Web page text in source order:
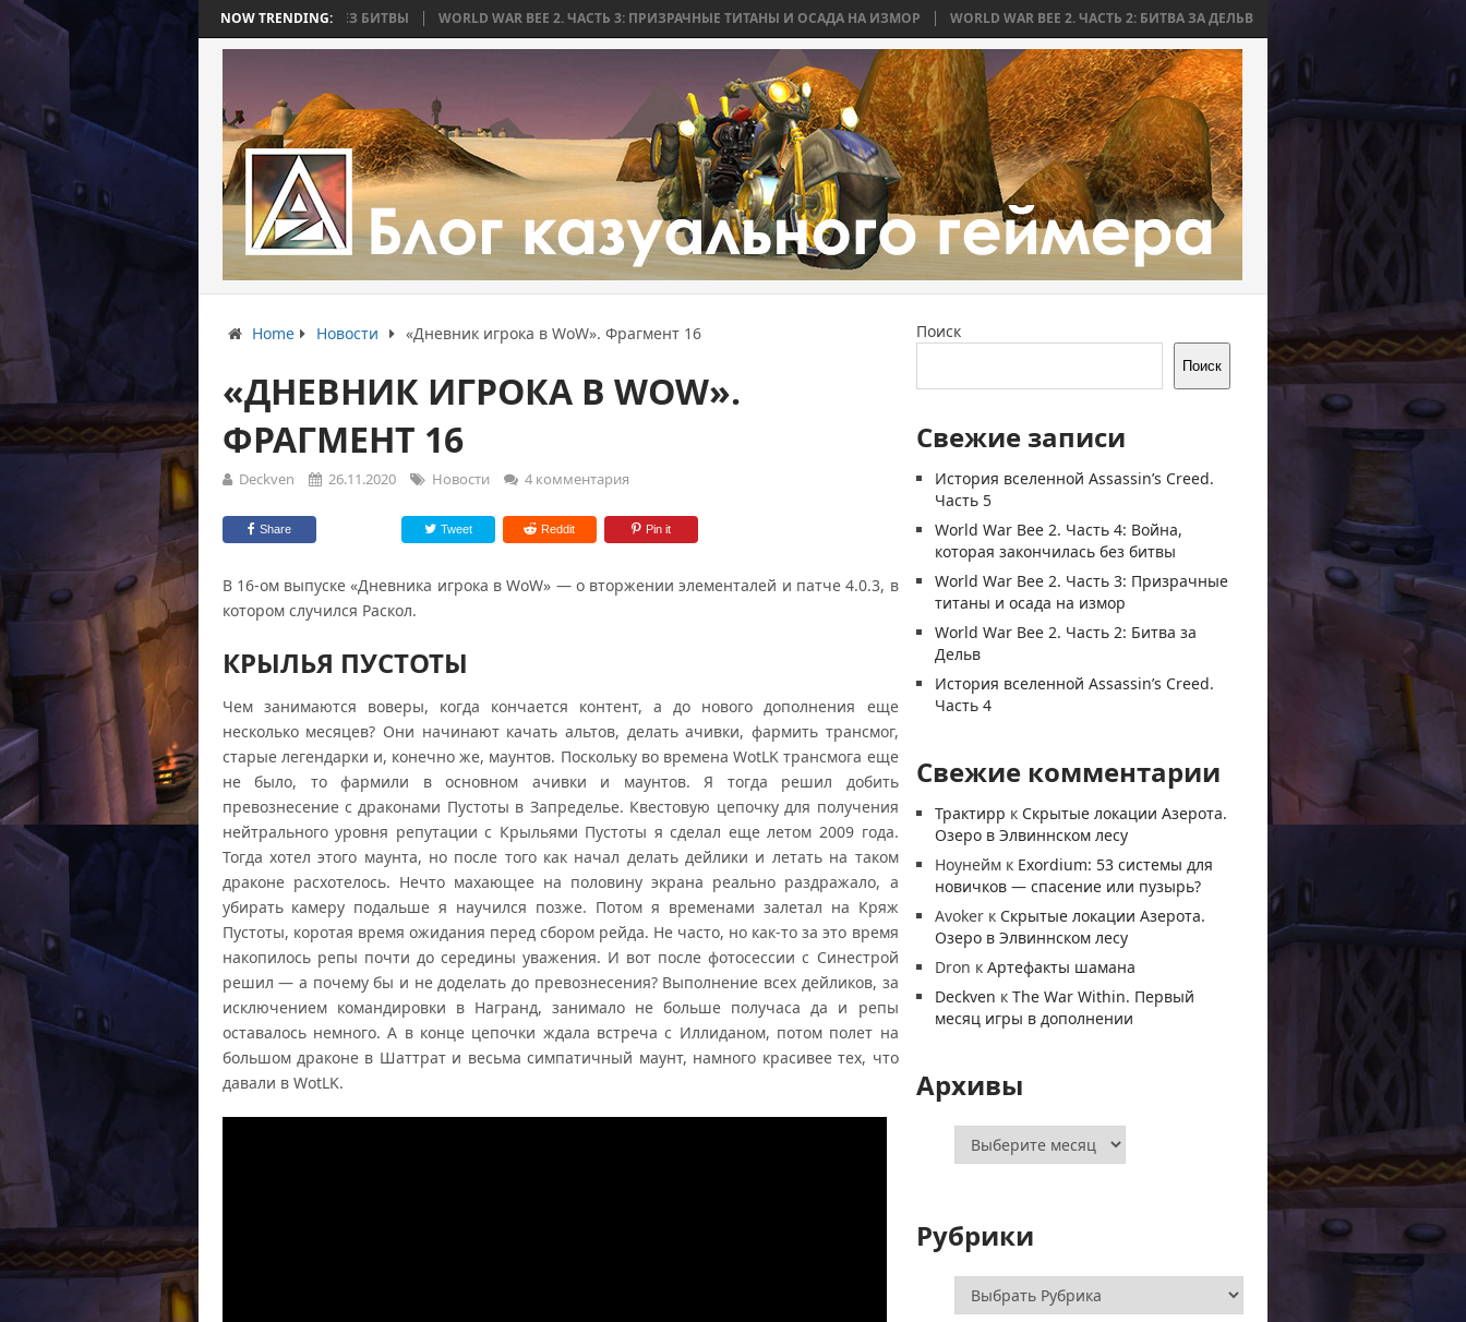
NOW TRENDING:
4: ВОЙНА, КОТОРАЯ ЗАКОНЧИЛАСЬ БЕЗ БИТВЫ WORLD WAR BEE 2. ЧАСТЬ 3: ПРИЗРАЧНЫЕ ТИТАНЫ И ОСАДА НА ИЗМОР WORLD WAR BEE 2. ЧАСТЬ 2: БИТВА ЗА ДЕЛЬВ WORLD WAR BEE 2. ЧАСТЬ 1: ПРИЧИНЫ
Home Новости «Дневник игрока в WoW». Фрагмент 16
«ДНЕВНИК ИГРОКА В WOW».
ФРАГМЕНТ 16
Deckven 26.11.2020 Новости 4 комментария
Share Tweet Reddit Pin it
В 16-ом выпуске «Дневника игрока в WoW» — о вторжении элементалей и патче 4.0.3, в
котором случился Раскол.
КРЫЛЬЯ ПУСТОТЫ
Чем занимаются воверы, когда кончается контент, а до нового дополнения еще
несколько месяцев? Они начинают качать альтов, делать ачивки, фармить трансмог,
старые легендарки и, конечно же, маунтов. Поскольку во времена WotLK трансмога еще
не было, то фармили в основном ачивки и маунтов. Я тогда решил добить
превознесение с драконами Пустоты в Запределье. Квестовую цепочку для получения
нейтрального уровня репутации с Крыльями Пустоты я сделал еще летом 2009 года.
Тогда хотел этого маунта, но после того как начал делать дейлики и летать на таком
драконе расхотелось. Нечто махающее на половину экрана реально раздражало, а
убирать камеру подальше я научился позже. Потом я временами залетал на Кряж
Пустоты, коротая время ожидания перед сбором рейда. Не часто, но как-то за это время
накопилось репы почти до середины уважения. И вот после фотосессии с Синестрой
решил — а почему бы и не доделать до превознесения? Выполнение всех дейликов, за
исключением командировки в Награнд, занимало не больше получаса да и репы
оставалось немного. А в конце цепочки ждала встреча с Иллиданом, потом полет на
большом драконе в Шаттрат и весьма симпатичный маунт, намного красивее тех, что
давали в WotLK.
Поиск
Поиск
Свежие записи
История вселенной Assassin’s Creed.
Часть 5
World War Bee 2. Часть 4: Война,
которая закончилась без битвы
World War Bee 2. Часть 3: Призрачные
титаны и осада на измор
World War Bee 2. Часть 2: Битва за
Дельв
История вселенной Assassin’s Creed.
Часть 4
Свежие комментарии
Трактирр к Скрытые локации Азерота.
Озеро в Элвиннском лесу
Ноунейм к Exordium: 53 системы для
новичков — спасение или пузырь?
Avoker к Скрытые локации Азерота.
Озеро в Элвиннском лесу
Dron кАртефакты шамана
Deckven кThe War Within. Первый
месяц игры в дополнении
Архивы
Архивы
Рубрики
Рубрики